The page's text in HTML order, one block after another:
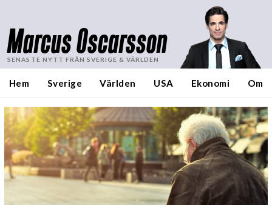
Marcus Oscarsson
SENASTE NYTT FRÅN SVERIGE & VÄRLDEN
Hem Sverige Världen USA Ekonomi Om